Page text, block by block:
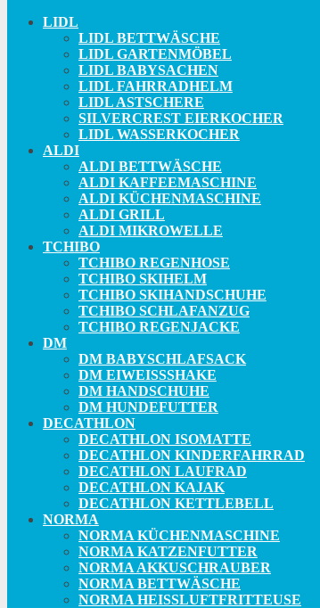
LIDL
LIDL BETTWÄSCHE
LIDL GARTENMÖBEL
LIDL BABYSACHEN
LIDL FAHRRADHELM
LIDL ASTSCHERE
SILVERCREST EIERKOCHER
LIDL WASSERKOCHER
ALDI
ALDI BETTWÄSCHE
ALDI KAFFEEMASCHINE
ALDI KÜCHENMASCHINE
ALDI GRILL
ALDI MIKROWELLE
TCHIBO
TCHIBO REGENHOSE
TCHIBO SKIHELM
TCHIBO SKIHANDSCHUHE
TCHIBO SCHLAFANZUG
TCHIBO REGENJACKE
DM
DM BABYSCHLAFSACK
DM EIWEISSSHAKE
DM HANDSCHUHE
DM HUNDEFUTTER
DECATHLON
DECATHLON ISOMATTE
DECATHLON KINDERFAHRRAD
DECATHLON LAUFRAD
DECATHLON KAJAK
DECATHLON KETTLEBELL
NORMA
NORMA KÜCHENMASCHINE
NORMA KATZENFUTTER
NORMA AKKUSCHRAUBER
NORMA BETTWÄSCHE
NORMA HEISSLUFTFRITTEUSE